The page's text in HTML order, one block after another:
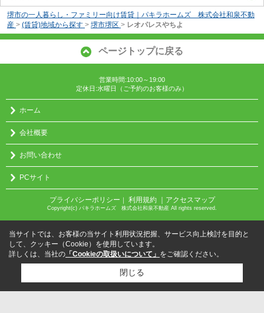
堺市の一人暮らし・ファミリー向け賃貸｜パキラホームズ 株式会社和泉不動
産 > (賃貸)地域から探す > 堺市堺区 > レオパレスやちよ
ページトップに戻る
営業時間:10:00～19:00
定休日:水曜日（ご予約のお客様のみ）
ホーム
会社概要
お問い合わせ
PCサイト
プライバシーポリシー 利用規約 ｜アクセスマップ
Copyright(c) パキラホームズ 株式会社和泉不動産 All rights reserved.
当サイトでは、お客様の当サイト利用状況把握、サービス向上検討を目的と
して、クッキー（Cookie）を使用しています。
詳しくは、当社の 「Cookieの取扱いについて」 をご確認ください。
閉じる